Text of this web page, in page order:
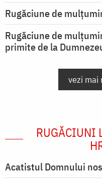
Rugăciune de
Rugăciune de
primite de la
vezi mai
RUGĂCIUNI
Acatistul Domnului